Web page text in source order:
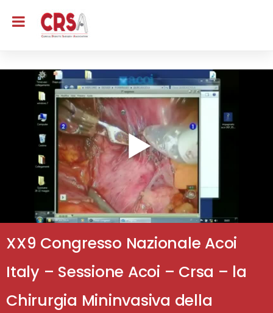
XX9 Congresso Nazionale Acoi
Italy – Sessione Acoi – Crsa – la
Chirurgia Mininvasiva della